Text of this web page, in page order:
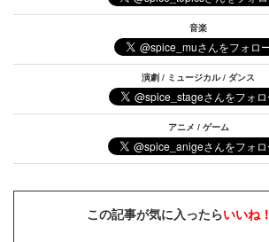
音楽
演劇 / ミュージカル / ダンス
アニメ / ゲーム
この記事が気に入ったらいいね！